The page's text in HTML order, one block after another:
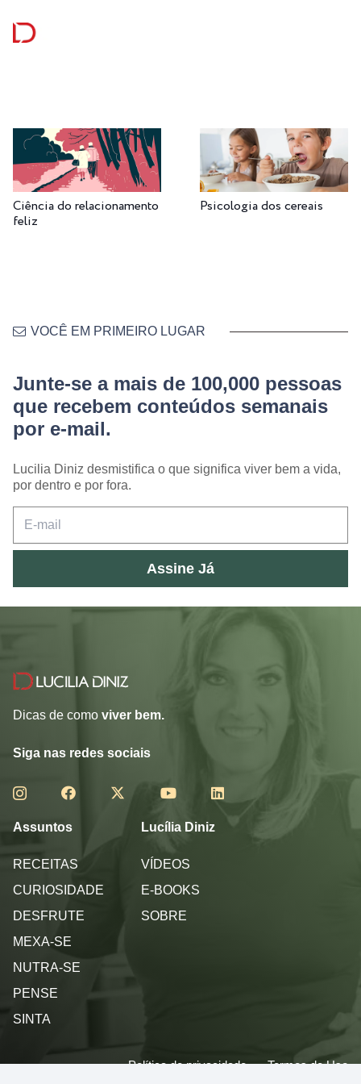
Ciência do relacionamento
feliz
Psicologia dos cereais
VOCÊ EM PRIMEIRO LUGAR
Junte-se a mais de 100,000 pessoas
que recebem conteúdos semanais
por e-mail.
Lucilia Diniz desmistifica o que significa viver bem a vida,
por dentro e por fora.
Assine Já
Dicas de como viver bem.
Siga nas redes sociais
Assuntos
RECEITAS
CURIOSIDADE
DESFRUTE
MEXA-SE
NUTRA-SE
PENSE
SINTA
Lucília Diniz
VÍDEOS
E-BOOKS
SOBRE
Política de privacidade Termos de Uso